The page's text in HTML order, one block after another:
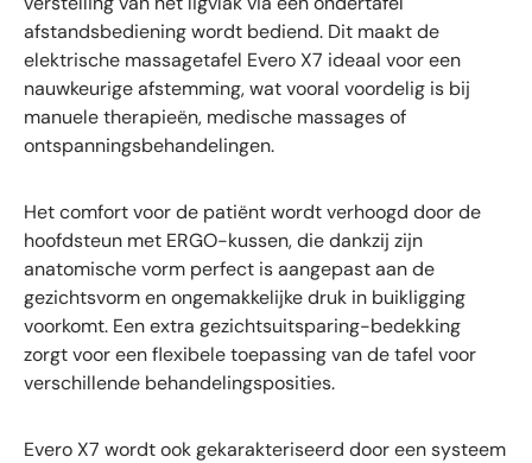
afstandsbediening wordt bediend. Dit maakt de
elektrische massagetafel Evero X7 ideaal voor een
nauwkeurige afstemming, wat vooral voordelig is bij
manuele therapieën, medische massages of
ontspanningsbehandelingen.
Het comfort voor de patiënt wordt verhoogd door de
hoofdsteun met ERGO-kussen, die dankzij zijn
anatomische vorm perfect is aangepast aan de
gezichtsvorm en ongemakkelijke druk in buikligging
voorkomt. Een extra gezichtsuitsparing-bedekking
zorgt voor een flexibele toepassing van de tafel voor
verschillende behandelingsposities.
Evero X7 wordt ook gekarakteriseerd door een systeem